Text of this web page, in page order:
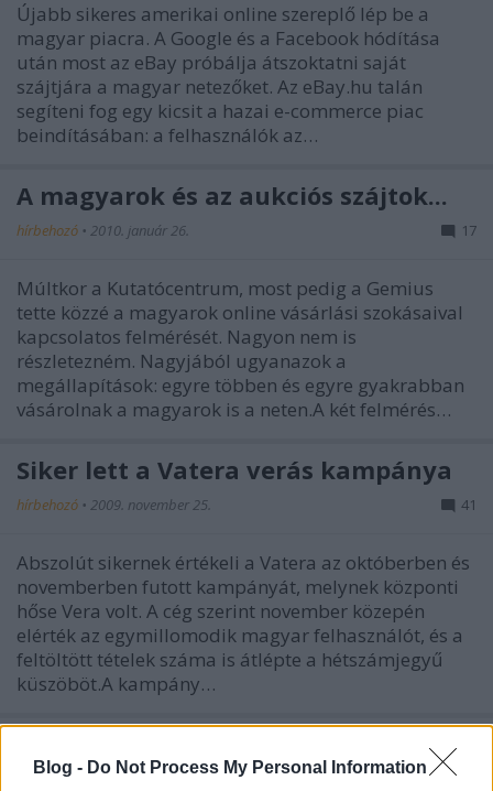
Blog - Do Not Process My Personal Information
Újabb sikeres amerikai online szereplő lép be a
magyar piacra. A Google és a Facebook hódítása
után most az eBay próbálja átszoktatni saját
szájtjára a magyar netezőket. Az eBay.hu talán
segíteni fog egy kicsit a hazai e-commerce piac
beindításában: a felhasználók az…
A magyarok és az aukciós szájtok...
hírbehozó • 2010. január 26. 17
Múltkor a Kutatócentrum, most pedig a Gemius
tette közzé a magyarok online vásárlási szokásaival
kapcsolatos felmérését. Nagyon nem is
részletezném. Nagyjából ugyanazok a
megállapítások: egyre többen és egyre gyakrabban
vásárolnak a magyarok is a neten.A két felmérés…
Siker lett a Vatera verás kampánya
hírbehozó • 2009. november 25. 41
Abszolút sikernek értékeli a Vatera az októberben és
novemberben futott kampányát, melynek központi
hőse Vera volt. A cég szerint november közepén
elérték az egymillomodik magyar felhasználót, és a
feltöltött tételek száma is átlépte a hétszámjegyű
küszöböt.A kampány…
hírbehozó •2009. április 27.